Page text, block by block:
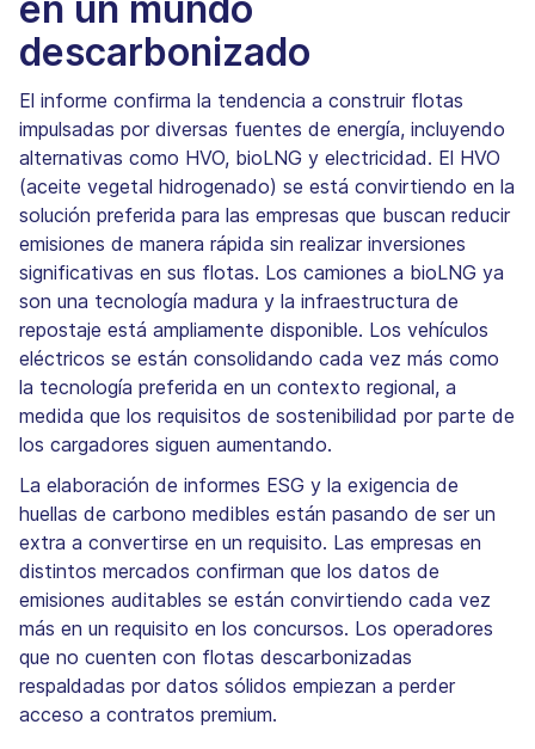
descarbonizado
El informe confirma la tendencia a construir flotas
impulsadas por diversas fuentes de energía, incluyendo
alternativas como HVO, bioLNG y electricidad. El HVO
(aceite vegetal hidrogenado) se está convirtiendo en la
solución preferida para las empresas que buscan reducir
emisiones de manera rápida sin realizar inversiones
significativas en sus flotas. Los camiones a bioLNG ya
son una tecnología madura y la infraestructura de
repostaje está ampliamente disponible. Los vehículos
eléctricos se están consolidando cada vez más como
la tecnología preferida en un contexto regional, a
medida que los requisitos de sostenibilidad por parte de
los cargadores siguen aumentando.
La elaboración de informes ESG y la exigencia de
huellas de carbono medibles están pasando de ser un
extra a convertirse en un requisito. Las empresas en
distintos mercados confirman que los datos de
emisiones auditables se están convirtiendo cada vez
más en un requisito en los concursos. Los operadores
que no cuenten con flotas descarbonizadas
respaldadas por datos sólidos empiezan a perder
acceso a contratos premium.